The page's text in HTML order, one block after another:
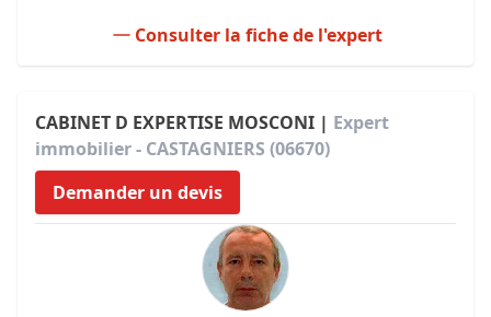
Consulter la fiche de l'expert
CABINET D EXPERTISE MOSCONI | Expert
immobilier - CASTAGNIERS (06670)
Demander un devis